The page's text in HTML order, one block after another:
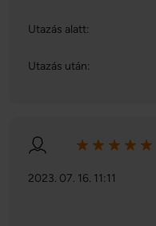
Utazás alatt:
Utazás után:
2023. 07. 16. 11:11